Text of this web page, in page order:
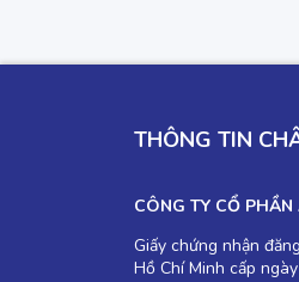
THÔNG TIN
CÔNG TY CỔ PHẦN
Giấy chứng nhận
Hồ Chí Minh cấp